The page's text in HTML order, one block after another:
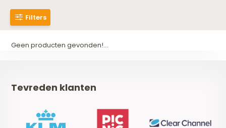
Filters
Geen producten gevonden!...
Tevreden klanten